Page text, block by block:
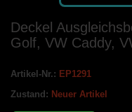
Deckel
Golf, VW Caddy,
Artikel-Nr.: EP1291
Zustand: Neuer Artikel